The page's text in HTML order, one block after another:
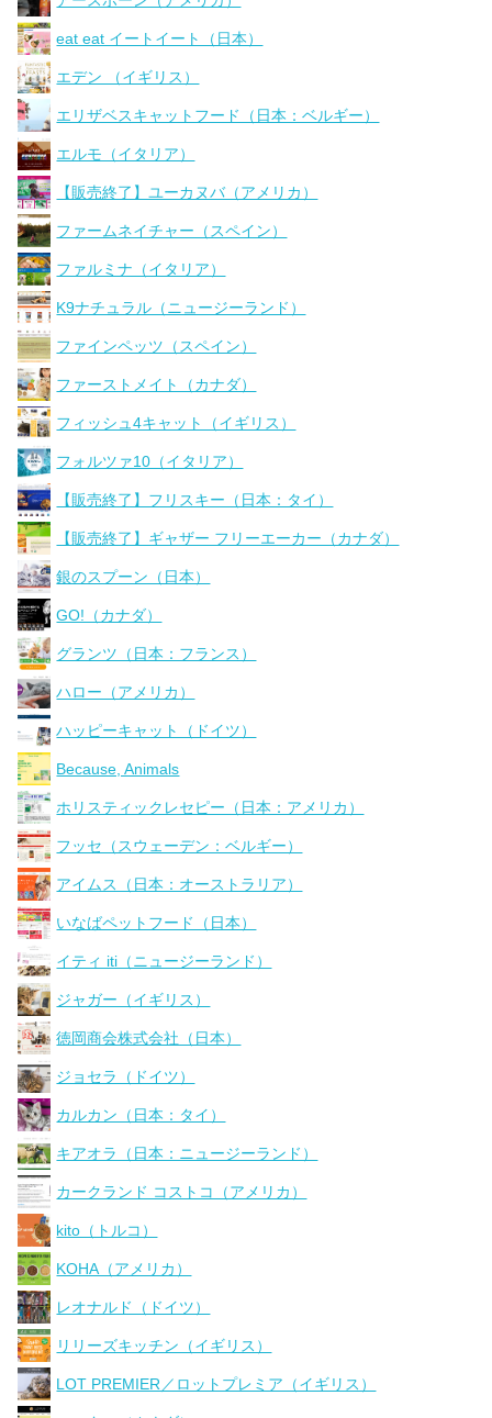
eat eat イートイート（日本）
エデン （イギリス）
エリザベスキャットフード（日本：ベルギー）
エルモ（イタリア）
【販売終了】ユーカヌバ（アメリカ）
ファームネイチャー（スペイン）
ファルミナ（イタリア）
K9ナチュラル（ニュージーランド）
ファインペッツ（スペイン）
ファーストメイト（カナダ）
フィッシュ4キャット（イギリス）
フォルツァ10（イタリア）
【販売終了】フリスキー（日本：タイ）
【販売終了】ギャザー フリーエーカー（カナダ）
銀のスプーン（日本）
GO!（カナダ）
グランツ（日本：フランス）
ハロー（アメリカ）
ハッピーキャット（ドイツ）
Because, Animals
ホリスティックレセピー（日本：アメリカ）
フッセ（スウェーデン：ベルギー）
アイムス（日本：オーストラリア）
いなばペットフード（日本）
イティ iti（ニュージーランド）
ジャガー（イギリス）
徳岡商会株式会社（日本）
ジョセラ（ドイツ）
カルカン（日本：タイ）
キアオラ（日本：ニュージーランド）
カークランド コストコ（アメリカ）
kito（トルコ）
KOHA（アメリカ）
レオナルド（ドイツ）
リリーズキッチン（イギリス）
LOT PREMIER／ロットプレミア（イギリス）